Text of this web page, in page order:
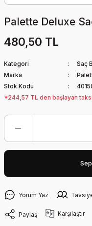
Palette Deluxe
480,50 TL
Kategori
Saç
Marka
Stok Kodu
*244,57 TL den başlayan
Yorum Yaz
Paylaş Karşılaştır